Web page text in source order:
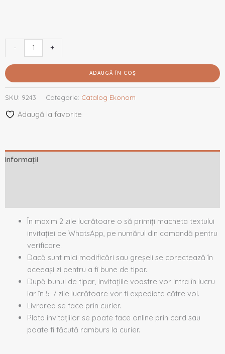
- +
ADAUGĂ ÎN COȘ
SKU: 9243 Categorie: Catalog Ekonom
Adaugă la favorite
Informații
În maxim 2 zile lucrătoare o să primiți macheta textului
invitației pe WhatsApp, pe numărul din comandă pentru
verificare.
Dacă sunt mici modificări sau greșeli se corectează în
aceeași zi pentru a fi bune de tipar.
După bunul de tipar, invitațiile voastre vor intra în lucru
iar în 5-7 zile lucrătoare vor fi expediate către voi.
Livrarea se face prin curier.
Plata invitațiilor se poate face online prin card sau
poate fi făcută ramburs la curier.